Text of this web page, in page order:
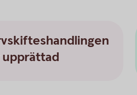
upprättad